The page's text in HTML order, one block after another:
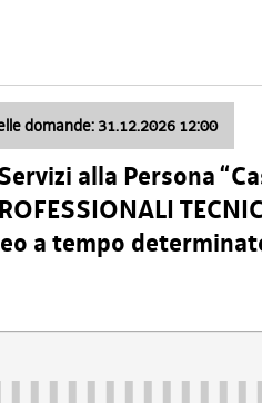
domande: 31.12.2026 12:00
alla Persona
a tempo